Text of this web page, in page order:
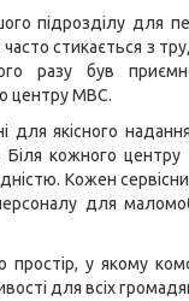
підрозділу для
часто стикається з
разу був
центру МВС.
для якісного
кожного центру
Кожен
для
у якому
для всіх